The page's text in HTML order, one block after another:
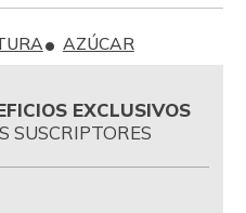
AZÚCAR
EXCLUSIVOS
SUSCRIPTORES